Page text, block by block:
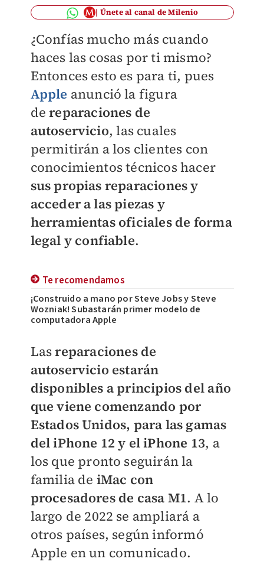
Únete al canal de Milenio
¿Confías mucho más cuando
haces las cosas por ti mismo?
Entonces esto es para ti, pues
Apple anunció la figura
dereparaciones de
autoservicio, las cuales
permitirán a los clientes con
conocimientos técnicos hacer
sus propias reparaciones y
acceder a las piezas y
herramientas oficiales de forma
legal y confiable.
Te recomendamos
¡Construido a mano por Steve Jobs y Steve
Wozniak! Subastarán primer modelo de
computadora Apple
Lasreparaciones de
autoservicio estarán
disponibles a principios del año
que viene comenzando por
Estados Unidos, para las gamas
del iPhone 12 y el iPhone 13, a
los que pronto seguirán la
familia de iMac con
procesadores de casa M1. A lo
largo de 2022 se ampliará a
otros países, según informó
Apple en un comunicado.